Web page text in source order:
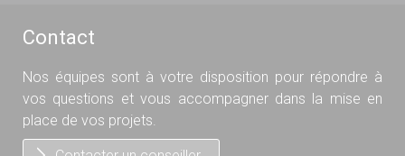
Contact
Nos équipes sont à votre disposition pour répondre à
vos questions et vous accompagner dans la mise en
place de vos projets.